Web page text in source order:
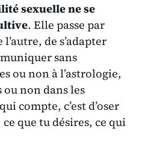
sexuelle ne se
. Elle passe par
de s’adapter
sans
ou non à l’astrologie,
ou non dans les
compte, c’est d’oser
que tu désires, ce qui